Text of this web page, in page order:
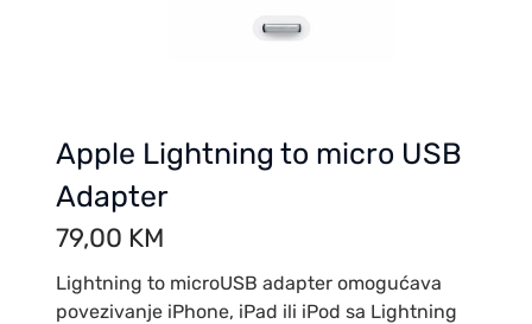
Apple Lightning to micro USB
Adapter
79,00 KM
Lightning to microUSB adapter omogućava
povezivanje iPhone, iPad ili iPod sa Lightning